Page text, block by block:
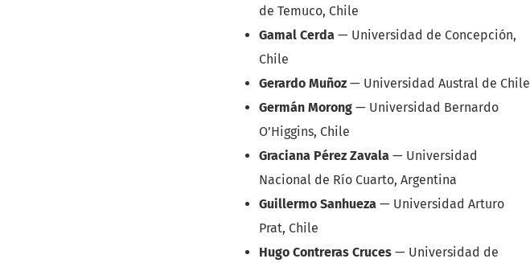
de Temuco, Chile
Gamal Cerda — Universidad de Concepción,
Chile
Gerardo Muñoz — Universidad Austral de Chile
Germán Morong — Universidad Bernardo
O’Higgins, Chile
Graciana Pérez Zavala — Universidad
Nacional de Río Cuarto, Argentina
Guillermo Sanhueza — Universidad Arturo
Prat, Chile
Hugo Contreras Cruces — Universidad de